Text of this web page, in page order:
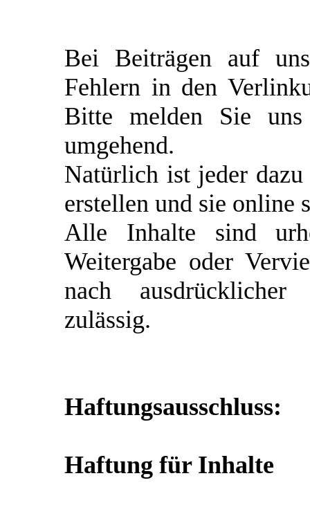
Bei Beiträgen auf
Fehlern in den
Bitte melden Sie
umgehend.
Natürlich ist jeder dazu
erstellen und sie online
Alle Inhalte sind
Weitergabe oder
nach
zulässig.
Haftungsausschluss:
Haftung für Inhalte